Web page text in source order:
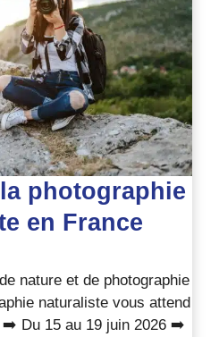
au
Malawi
photographie
en France
nature et de photographie
naturaliste vous attend
Du 15 au 19 juin 2026 ➡️